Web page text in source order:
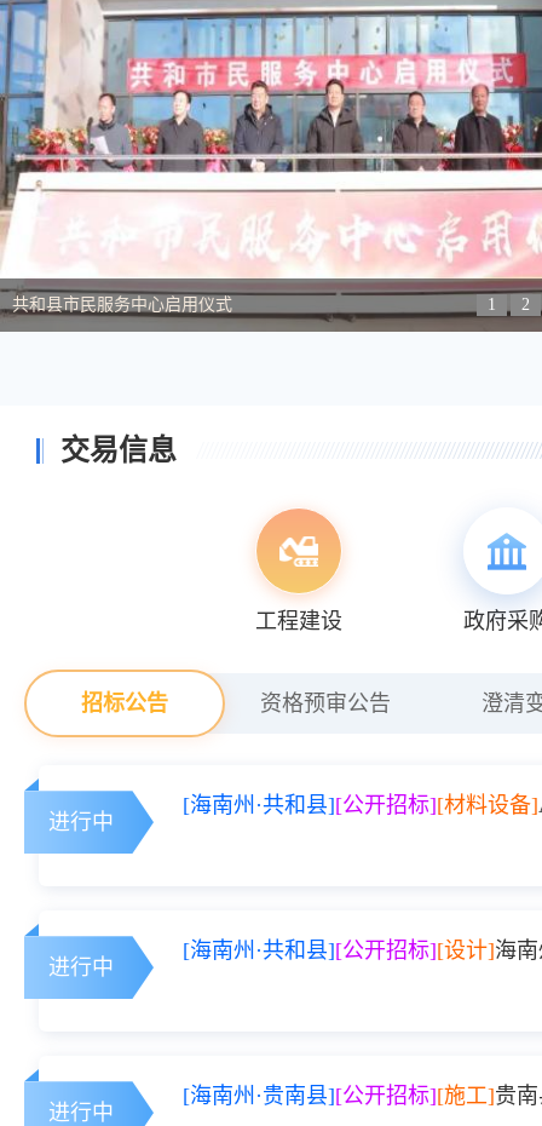
民服务中心启用仪式 1 2
交易信息
工程建设 政府采
招标公告 资格预审公告 澄清
进行中
[海南州·共和县][公开招标][材料设备]
进行中
[海南州·共和县][公开招标][设计]海
进行中
[海南州·贵南县][公开招标][施工]贵